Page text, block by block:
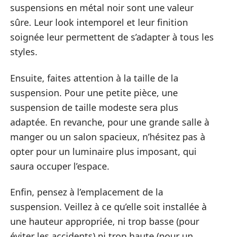
suspensions en métal noir sont une valeur
sûre. Leur look intemporel et leur finition
soignée leur permettent de s’adapter à tous les
styles.
Ensuite, faites attention à la taille de la
suspension. Pour une petite pièce, une
suspension de taille modeste sera plus
adaptée. En revanche, pour une grande salle à
manger ou un salon spacieux, n’hésitez pas à
opter pour un luminaire plus imposant, qui
saura occuper l’espace.
Enfin, pensez à l’emplacement de la
suspension. Veillez à ce qu’elle soit installée à
une hauteur appropriée, ni trop basse (pour